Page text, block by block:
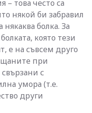
– това често са
някой би забравил
болка. За
която тези
е на съвсем друго
при
с
умора (т.е.
други